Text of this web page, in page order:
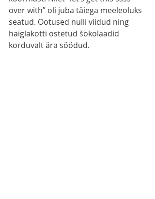
over with” oli juba täiega meeleoluks
seatud. Ootused nulli viidud ning
haiglakotti ostetud šokolaadid
korduvalt ära söödud.